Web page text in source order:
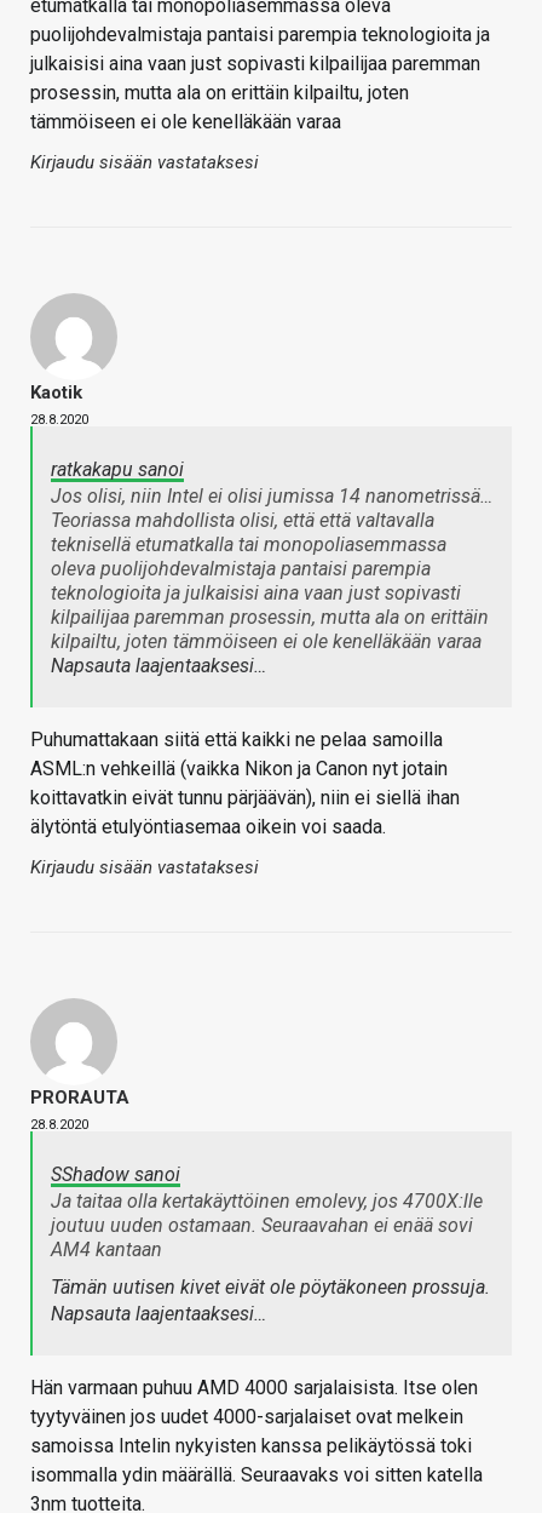
etumatkalla tai monopoliasemmassa oleva
puolijohdevalmistaja pantaisi parempia teknologioita ja
julkaisisi aina vaan just sopivasti kilpailijaa paremman
prosessin, mutta ala on erittäin kilpailtu, joten
tämmöiseen ei ole kenelläkään varaa
Kirjaudu sisään vastataksesi
Kaotik
28.8.2020
ratkakapu sanoi
Jos olisi, niin Intel ei olisi jumissa 14 nanometrissä…
Teoriassa mahdollista olisi, että että valtavalla
teknisellä etumatkalla tai monopoliasemmassa
oleva puolijohdevalmistaja pantaisi parempia
teknologioita ja julkaisisi aina vaan just sopivasti
kilpailijaa paremman prosessin, mutta ala on erittäin
kilpailtu, joten tämmöiseen ei ole kenelläkään varaa
Napsauta laajentaaksesi…
Puhumattakaan siitä että kaikki ne pelaa samoilla
ASML:n vehkeillä (vaikka Nikon ja Canon nyt jotain
koittavatkin eivät tunnu pärjäävän), niin ei siellä ihan
älytöntä etulyöntiasemaa oikein voi saada.
Kirjaudu sisään vastataksesi
PRORAUTA
28.8.2020
SShadow sanoi
Ja taitaa olla kertakäyttöinen emolevy, jos 4700X:lle
joutuu uuden ostamaan. Seuraavahan ei enää sovi
AM4 kantaan
Tämän uutisen kivet eivät ole pöytäkoneen prossuja.
Napsauta laajentaaksesi…
Hän varmaan puhuu AMD 4000 sarjalaisista. Itse olen
tyytyväinen jos uudet 4000-sarjalaiset ovat melkein
samoissa Intelin nykyisten kanssa pelikäytössä toki
isommalla ydin määrällä. Seuraavaks voi sitten katella
3nm tuotteita.